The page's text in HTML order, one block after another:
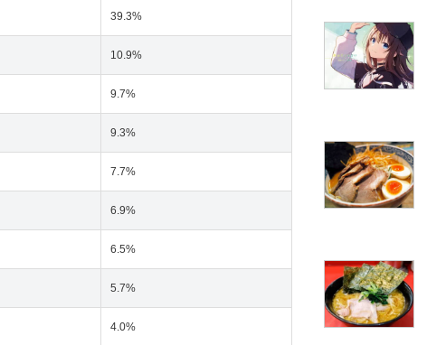
39.3%
10.9%
9.7%
9.3%
7.7%
6.9%
6.5%
5.7%
4.0%